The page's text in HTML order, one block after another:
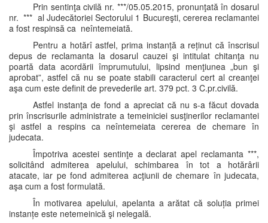
Prin sentinţa civilă nr. ***/05.05.2015, pronunţată în dosarul
nr. *** al Judecătoriei Sectorului 1 Bucureşti, cererea reclamantei
a fost respinsă ca neîntemeiată.
Pentru a hotărî astfel, prima instanță a reținut că înscrisul
depus de reclamanta la dosarul cauzei şi intitulat chitanţa nu
poartă data acordării împrumutului, lipsind menţiunea „bun şi
aprobat”, astfel că nu se poate stabili caracterul cert al creanţei
aşa cum este definit de prevederile art. 379 pct. 3 C.pr.civilă.
Astfel instanţa de fond a apreciat că nu s-a făcut dovada
prin înscrisurile administrate a temeiniciei susţinerilor reclamantei
şi astfel a respins ca neîntemeiata cererea de chemare în
judecata.
Împotriva acestei sentinţe a declarat apel reclamanta ***,
solicitând admiterea apelului, schimbarea în tot a hotărârii
atacate, iar pe fond admiterea acţiunii de chemare în judecata,
aşa cum a fost formulată.
În motivarea apelului, apelanta a arătat că soluția primei
instanțe este netemeinică şi nelegală.